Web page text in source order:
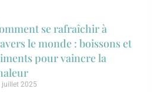
se rafraîchir à
le monde : boissons et
pour vaincre la
juillet 2025